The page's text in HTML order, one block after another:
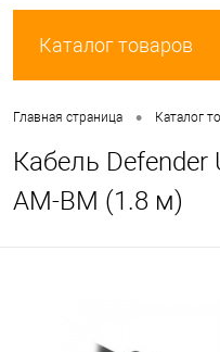
Каталог товаров
Главная страница • Каталог
Кабель Defender
AM-BM (1.8 м)